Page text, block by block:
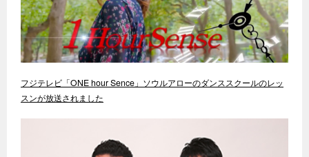
フジテレビ「ONE hour Sence」ソウルアローのダンススクールのレッ
スンが放送されました